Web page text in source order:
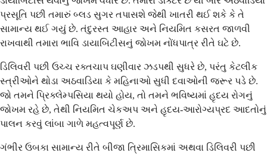
પ્રસૂતિ પછી તમારું બ્લડ સુગર તપાસશે જેથી ખાતરી થઈ શકે કે તે
સામાન્ય થઈ ગયું છે. તંદુરસ્ત આહાર અને નિયમિત કસરત જાળવી
રાખવાથી તમારા ભાવિ ડાયાબિટીસનું જોખમ નોંધપાત્ર રીતે ઘટે છે.
ડિલિવરી પછી ઉચ્ચ રક્તચાપ ઘણીવાર ઝડપથી સુધરે છે, પરંતુ કેટલીક
સ્ત્રીઓને થોડા અઠવાડિયા કે મહિનાઓ સુધી દવાઓની જરૂર પડે છે.
જો તમને પ્રિક્લેમ્પસિયા થયો હોય, તો તમને ભવિષ્યમાં હૃદય રોગનું
જોખમ રહે છે, તેથી નિયમિત ચેકઅપ અને હૃદય-આરોગ્યપ્રદ આદતોનું
પાલન કરવું લાંબા ગાળે મહત્વપૂર્ણ છે.
ગંભીર ઉબકા સામાન્ય રીતે બીજા ત્રિમાસિકમાં અથવા ડિલિવરી પછી